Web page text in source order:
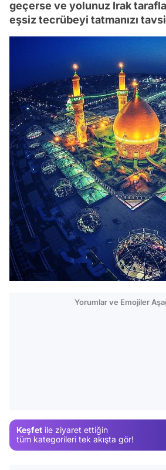
geçerse ve yolunuz Irak
eşsiz tecrübeyi tatmanızı
Yorumlar ve Emojiler
Keşfet ile ziyaret ettiğin
tüm kategorileri tek akışta gör!